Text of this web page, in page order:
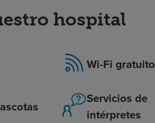
hospital
Wi-Fi gratuito
Servicios de
intérpretes